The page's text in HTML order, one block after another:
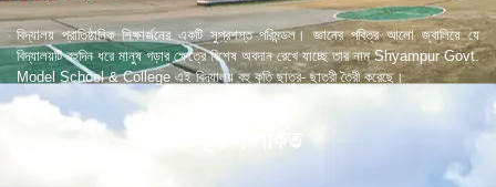
বিদ্যালয় প্রাতিষ্ঠানিক শিক্ষার্জনের একটি সুপ্রশস্ত পরিমন্ডল। জ্ঞানের পবিত্র আলো জ্বালিয়ে যে
বিদ্যালয়টি বহুদিন ধরে মানুষ গড়ার ক্ষেত্রে বিশেষ অবদান রেখে যাচ্ছে তার নাম Shyampur Govt.
Model School & College এই বিদ্যালয় বহু কৃতি ছাত্র- ছাত্রী তৈরী করেছে।
স্কুল সম্পর্কিত